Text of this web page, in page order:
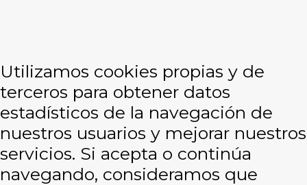
Utilizamos cookies propias y de
terceros para obtener datos
estadísticos de la navegación de
nuestros usuarios y mejorar nuestros
servicios. Si acepta o continúa
navegando, consideramos que